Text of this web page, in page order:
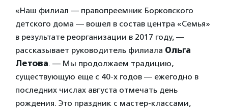
«Наш филиал — правопреемник Борковского
детского дома — вошел в состав центра «Семья»
в результате реорганизации в 2017 году, —
рассказывает руководитель филиала Ольга
Летова. — Мы продолжаем традицию,
существующую еще с 40-х годов — ежегодно в
последних числах августа отмечать день
рождения. Это праздник с мастер-классами,